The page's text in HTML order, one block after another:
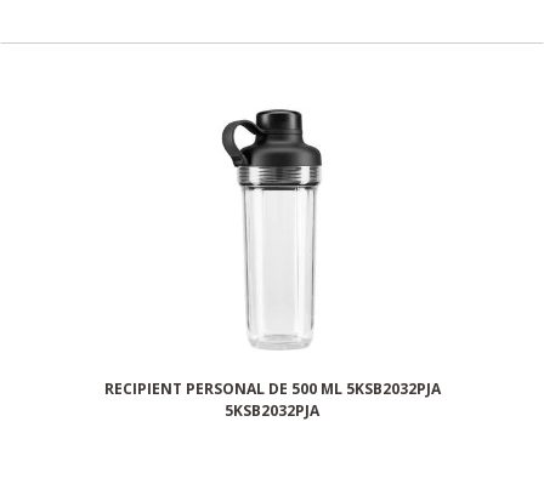
RECIPIENT PERSONAL DE 500 ML 5KSB2032PJA
5KSB2032PJA